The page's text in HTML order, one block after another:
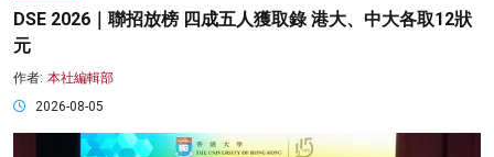
DSE 2026｜聯招放榜 四成五人獲取錄 港大、中大各取12狀
元
作者: 本社編輯部
2026-08-05